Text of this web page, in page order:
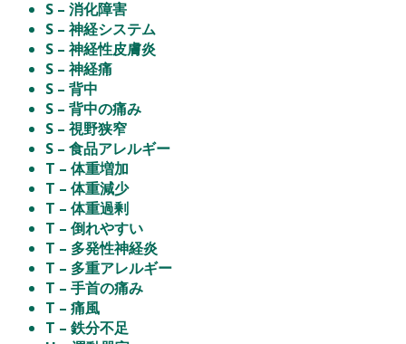
S – 消化障害
S – 神経システム
S – 神経性皮膚炎
S – 神経痛
S – 背中
S – 背中の痛み
S – 視野狭窄
S – 食品アレルギー
T – 体重増加
T – 体重減少
T – 体重過剰
T – 倒れやすい
T – 多発性神経炎
T – 多重アレルギー
T – 手首の痛み
T – 痛風
T – 鉄分不足